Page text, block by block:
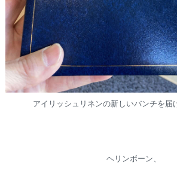
アイリッシュリネンの新しいバンチを届
ヘリンボーン、